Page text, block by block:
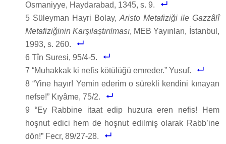
Osmaniyye, Haydarabad, 1345, s. 9.
5 Süleyman Hayri Bolay, Aristo Metafiziği ile Gazzâlî
Metafiziğinin Karşılaştırılması, MEB Yayınları, İstanbul,
1993, s. 260.
6 Tîn Suresi, 95/4-5.
7 “Muhakkak ki nefis kötülüğü emreder.” Yusuf.
8 “Yine hayır! Yemin ederim o sürekli kendini kınayan
nefse!” Kıyâme, 75/2.
9 “Ey Rabbine itaat edip huzura eren nefis! Hem
hoşnut edici hem de hoşnut edilmiş olarak Rabb’ine
dön!” Fecr, 89/27-28.